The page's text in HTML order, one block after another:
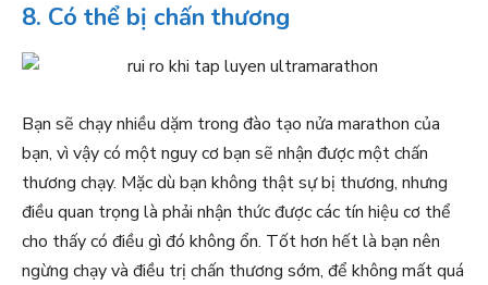
8. Có thể bị chấn thương
Bạn sẽ chạy nhiều dặm trong đào tạo nửa marathon của
bạn, vì vậy có một nguy cơ bạn sẽ nhận được một chấn
thương chạy. Mặc dù bạn không thật sự bị thương, nhưng
điều quan trọng là phải nhận thức được các tín hiệu cơ thể
cho thấy có điều gì đó không ổn. Tốt hơn hết là bạn nên
ngừng chạy và điều trị chấn thương sớm, để không mất quá